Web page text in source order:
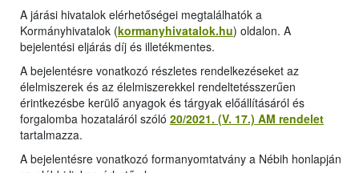
A járási hivatalok elérhetőségei megtalálhatók a
Kormányhivatalok (kormanyhivatalok.hu) oldalon. A
bejelentési eljárás díj és illetékmentes.
A bejelentésre vonatkozó részletes rendelkezéseket az
élelmiszerek és az élelmiszerekkel rendeltetésszerűen
érintkezésbe kerülő anyagok és tárgyak előállításáról és
forgalomba hozataláról szóló 20/2021. (V. 17.) AM rendelet
tartalmazza.
A bejelentésre vonatkozó formanyomtatvány a Nébih honlapján